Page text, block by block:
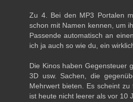
Zu 4. Bei den MP3 Portalen
schon mit Namen kennen, um
Passende automatisch an
ich ja auch so wie du, ein
Die Kinos haben Gegensteuer
3D usw. Sachen, die
Mehrwert bieten. Es scheint
ist heute nicht leerer als vor 10